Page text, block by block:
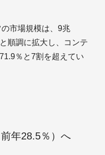
市場規模は、9兆
順調に拡大し、コンテ
％と7割を超えてい
年28.5％）へ